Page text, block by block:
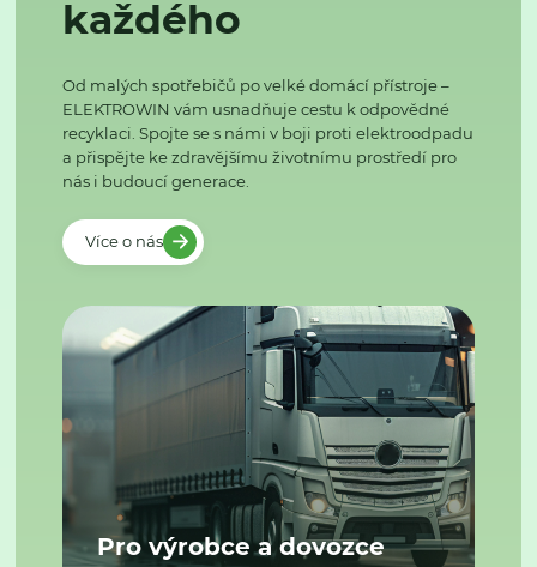
každého
Od malých spotřebičů po velké domácí přístroje –
ELEKTROWIN vám usnadňuje cestu k odpovědné
recyklaci. Spojte se s námi v boji proti elektroodpadu
a přispějte ke zdravějšímu životnímu prostředí pro
nás i budoucí generace.
Více o nás
Pro výrobce a dovozce